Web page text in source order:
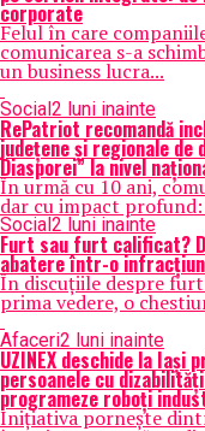
corporate
Felul în care
comunicarea s-a
un business lucra...
Social2 luni inainte
RePatriot recomandă
județene și regionale de
Diasporei” la nivel
În urmă cu 10 ani,
dar cu impact
Social2 luni inainte
Furt sau furt calificat?
abatere într-o
În discuțiile despre
prima vedere, o
Afaceri2 luni inainte
UZINEX deschide la Iași
persoanele cu
programeze roboți
Inițiativa pornește